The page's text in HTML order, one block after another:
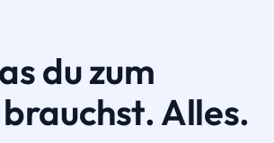
du zum
Alles.